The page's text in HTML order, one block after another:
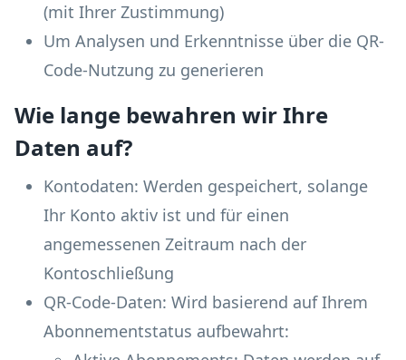
(mit Ihrer Zustimmung)
Um Analysen und Erkenntnisse über die QR-
Code-Nutzung zu generieren
Wie lange bewahren wir Ihre
Daten auf?
Kontodaten: Werden gespeichert, solange
Ihr Konto aktiv ist und für einen
angemessenen Zeitraum nach der
Kontoschließung
QR-Code-Daten: Wird basierend auf Ihrem
Abonnementstatus aufbewahrt: